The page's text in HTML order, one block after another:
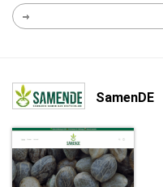
SamenDE